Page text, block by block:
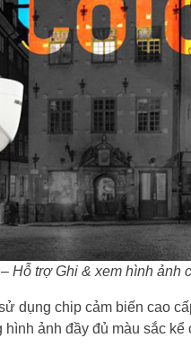
Hỗ trợ Ghi & xem hình ảnh
dụng chip cảm biến cao
ảnh đầy đủ màu sắc